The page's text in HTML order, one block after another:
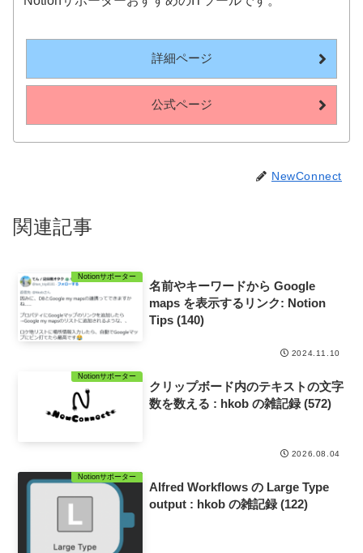
詳細ページ
公式ページ
NewConnect
関連記事
Notionサポーター
名前やキーワードから Google
maps を表示するリンク: Notion
Tips (140)
2024.11.10
Notionサポーター
クリップボード内のテキストの文字
数を数える : hkob の雑記録 (572)
2026.08.04
Notionサポーター
Alfred Workflows の Large Type
output : hkob の雑記録 (122)